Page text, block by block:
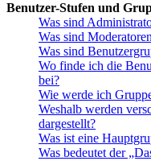
Benutzer-Stufen und
Was sind
Was sind
Was sind
Wo finde ich die
bei?
Wie werde ich
Weshalb werden
dargestellt?
Was ist eine
Was bedeutet der